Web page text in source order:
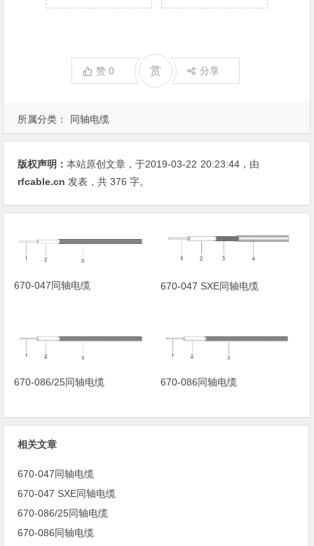
所属分类： 同轴电缆
赞0 赏 分享
版权声明：本站原创文章，于2019-03-22 20:23:44 ，由
rfcable.cn 发表，共 376 字。
670-047同轴电缆 670-047 SXE同轴电缆
670-086/25同轴电缆 670-086同轴电缆
相关文章
670-047同轴电缆
670-047 SXE同轴电缆
670-086/25同轴电缆
670-086同轴电缆